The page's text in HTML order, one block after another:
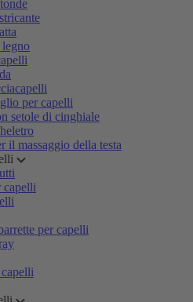
legno
per capelli
setole di cinghiale
il massaggio della testa
capelli
per capelli